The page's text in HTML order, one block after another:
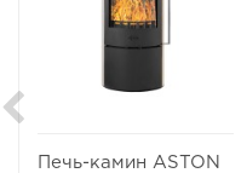
Печь-камин ASTON